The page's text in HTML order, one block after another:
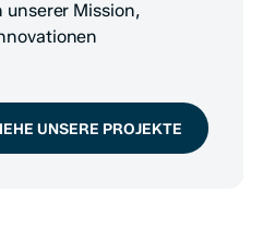
unserer Mission,
UNSERE PROJEKTE